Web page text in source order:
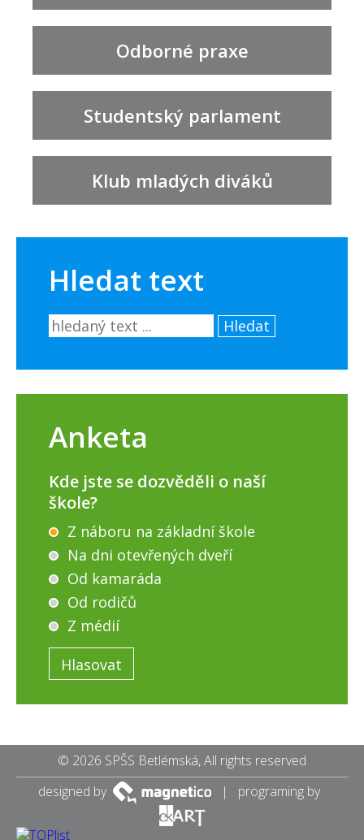
Odborné praxe
Studentský parlament
Klub mladých diváků
Hledat text
Hledat
Anketa
Kde jste se dozvěděli o naší
škole?
Z náboru na základní škole
Na dni otevřených dveří
Od kamaráda
Od rodičů
Z médií
© 2026 SPŠS Betlémská, All rights reserved
designed by
| programing by